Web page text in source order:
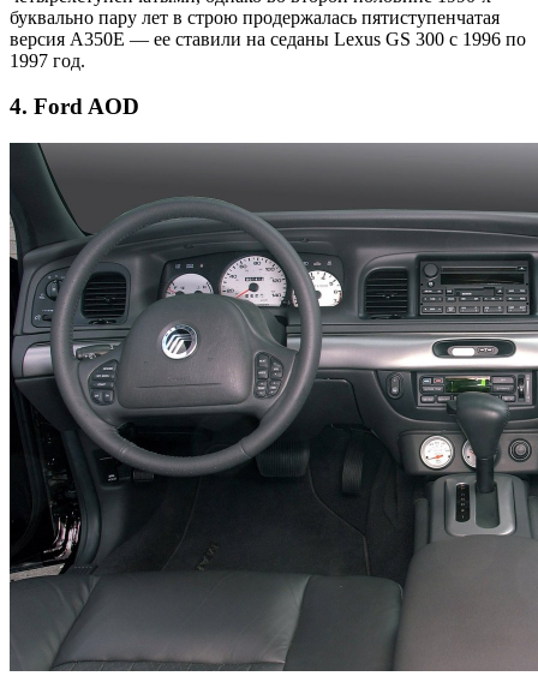
буквально пару лет в строю продержалась пятиступенчатая
версия A350E — ее ставили на седаны Lexus GS 300 с 1996 по
1997 год.
4. Ford AOD